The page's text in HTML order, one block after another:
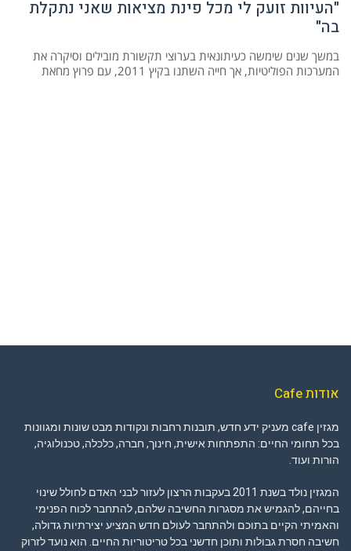
"העיוות זועק לי מכל פינת מציאות שאני נתקלת
בה"
במשך שנים שימשה כעיתונאית בערוצי תקשורת מובילים וסיקרה את
המערכות הפוליטיות, אך חייה השתנו בקיץ 2011, עם פרוץ מחאת
אודות Cafe
מגזין cafe מעניק ידע חדש, תובנות רחבות ונקודות מבט שונות ומגוונות
בכל תחומי החיים: התפתחות אישית, חינוך, חברה, כלכלה, טכנולוגיה,
הורות ועוד.
המגזין נולד בשנת 2011 בעקבות הרצון לעזור לבני האדם לחולל שינוי
בחייהם, להגמיש את מסגרות החשיבה שלהם, להתחבר לכוח הפנימי
והאמיתי הקיים בתוכם ולהתחבר לעולם חדש המציע יצירתיות גדולה,
חשיבה חסרת גבולות ותוכן חדשני בכל טריטוריות החיים. הוא נועד לזרוק